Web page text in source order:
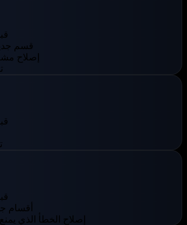
- قسم
- إصلاح
- أقسام
- إصلاح الخطأ الذي